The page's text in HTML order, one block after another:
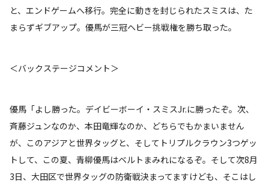
と、エンドゲームへ移行。完全に動きを封じられたスミスは、た
まらずギブアップ。優馬が三冠ヘビー挑戦権を勝ち取った。
＜バックステージコメント＞
優馬「よし勝った。デイビーボーイ・スミスJr.に勝ったぞ。次、
斉藤ジュンなのか、本田竜輝なのか、どちらでもかまいません
が、このアジアと世界タッグと、そしてトリプルクラウン3つゲッ
トして、この夏、青柳優馬はベルトまみれになるぞ。そして次8月
3日、大田区で世界タッグの防衛戦決まってますけども、そこはし